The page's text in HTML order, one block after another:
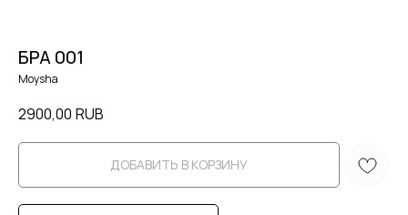
БРА 001
Moysha
2900,00 RUB
ДОБАВИТЬ В КОРЗИНУ